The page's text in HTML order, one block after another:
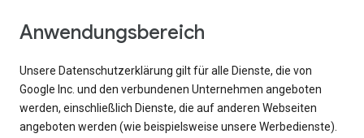
Anwendungsbereich
Unsere Datenschutzerklärung gilt für alle Dienste, die von
Google Inc. und den verbundenen Unternehmen angeboten
werden, einschließlich Dienste, die auf anderen Webseiten
angeboten werden (wie beispielsweise unsere Werbedienste).